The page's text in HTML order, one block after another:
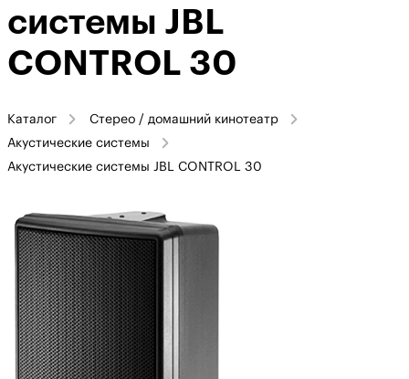
системы JBL
CONTROL 30
Каталог
Стерео / домашний кинотеатр
Акустические системы
Акустические системы JBL CONTROL 30